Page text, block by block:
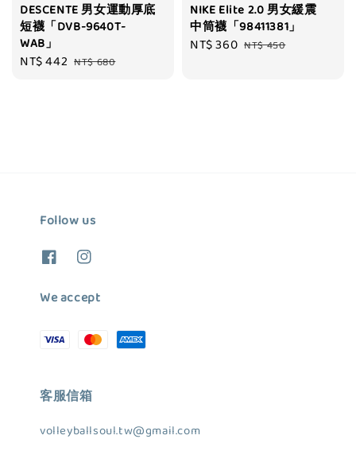
DESCENTE 男女運動厚底
短襪「DVB-9640T-
WAB」
Sale
NT$ 442 Regular
NT$ 680
NIKE Elite 2.0 男女緩震
中筒襪「98411381」
Sale
NT$ 360 Regular
NT$ 450
Follow us
We accept
客服信箱
volleyballsoul.tw@gmail.com